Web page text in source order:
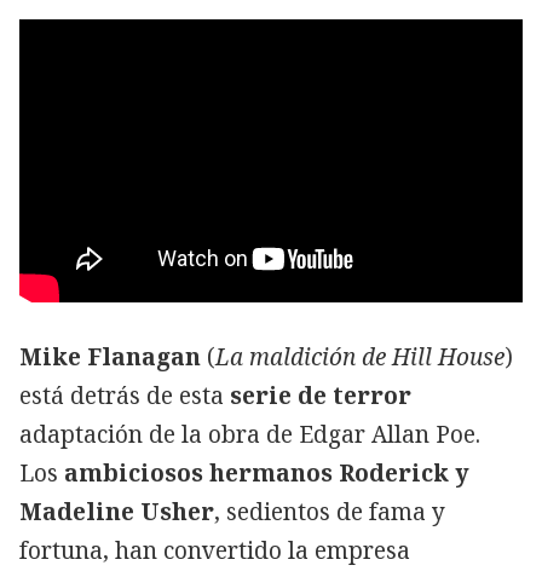
Mike Flanagan (La maldición de Hill House)
está detrás de esta serie de terror
adaptación de la obra de Edgar Allan Poe.
Los ambiciosos hermanos Roderick y
Madeline Usher, sedientos de fama y
fortuna, han convertido la empresa